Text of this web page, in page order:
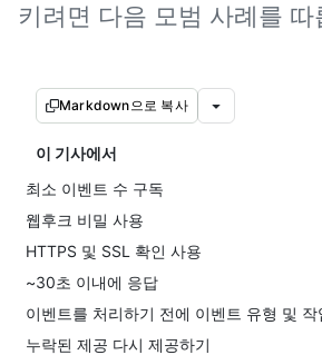
키려면 다음 모범 사례를 따
Markdown으로 복사
이 기사에서
최소 이벤트 수 구독
웹후크 비밀 사용
HTTPS 및 SSL 확인 사용
~30초 이내에 응답
이벤트를 처리하기 전에 이벤트 유형 및 작
누락된 제공 다시 제공하기